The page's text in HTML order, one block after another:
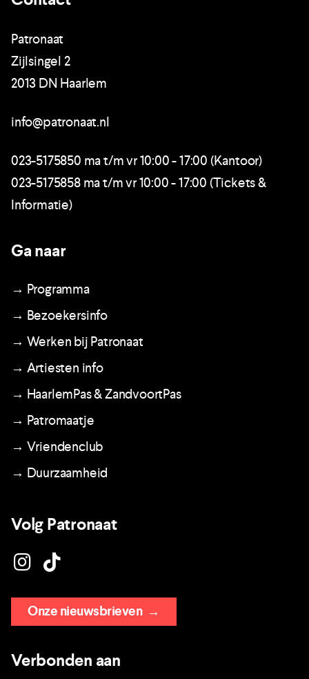
Patronaat
Zijlsingel 2
2013 DN Haarlem
info@patronaat.nl
023-5175850 ma t/m vr 10:00 - 17:00 (Kantoor)
023-5175858 ma t/m vr 10:00 - 17:00 (Tickets &
Informatie)
Ga naar
→ Programma
→ Bezoekersinfo
→ Werken bij Patronaat
→ Artiesten info
→ HaarlemPas & ZandvoortPas
→ Patromaatje
→ Vriendenclub
→ Duurzaamheid
Volg Patronaat
Onze nieuwsbrieven→
Verbonden aan